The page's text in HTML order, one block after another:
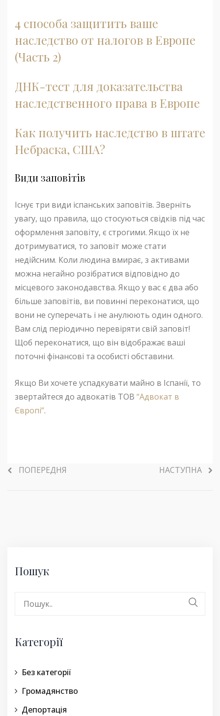
4 способа защитить ваше
наследство от налогов в Европе
(Часть 2)
ДНК-тест для доказательства
наследственного права в Европе
Как получить наследство в штате
Небраска, США?
Види заповітів
Існує три види іспанських заповітів. Зверніть
увагу, що правила, що стосуються свідків під час
оформлення заповіту, є строгими. Якщо їх не
дотримуватися, то заповіт може стати
недійсним. Коли людина вмирає, з активами
можна негайно розібратися відповідно до
місцевого законодавства. Якщо у вас є два або
більше заповітів, ви повинні переконатися, що
вони не суперечать і не анулюють один одного.
Вам слід періодично перевіряти свій заповіт!
Щоб переконатися, що він відображає ваші
поточні фінансові та особисті обставини.
Якщо Ви хочете успадкувати майно в Іспанії, то
звертайтеся до адвокатів ТОВ “Адвокат в
Європі”.
ПОПЕРЕДНЯ НАСТУПНА
Пошук
Категорії
Без категорії
Громадянство
Депортація